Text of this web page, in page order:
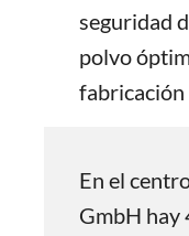
seguridad
polvo
fabricación
En el
GmbH hay